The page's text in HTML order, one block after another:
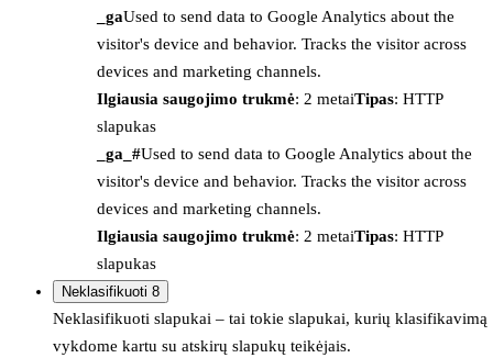
_gaUsed to send data to Google Analytics about the
visitor's device and behavior. Tracks the visitor across
devices and marketing channels.
Ilgiausia saugojimo trukmė: 2 metaiTipas: HTTP
slapukas
_ga_#Used to send data to Google Analytics about the
visitor's device and behavior. Tracks the visitor across
devices and marketing channels.
Ilgiausia saugojimo trukmė: 2 metaiTipas: HTTP
slapukas
Neklasifikuoti 8
Neklasifikuoti slapukai – tai tokie slapukai, kurių klasifikavimą
vykdome kartu su atskirų slapukų teikėjais.